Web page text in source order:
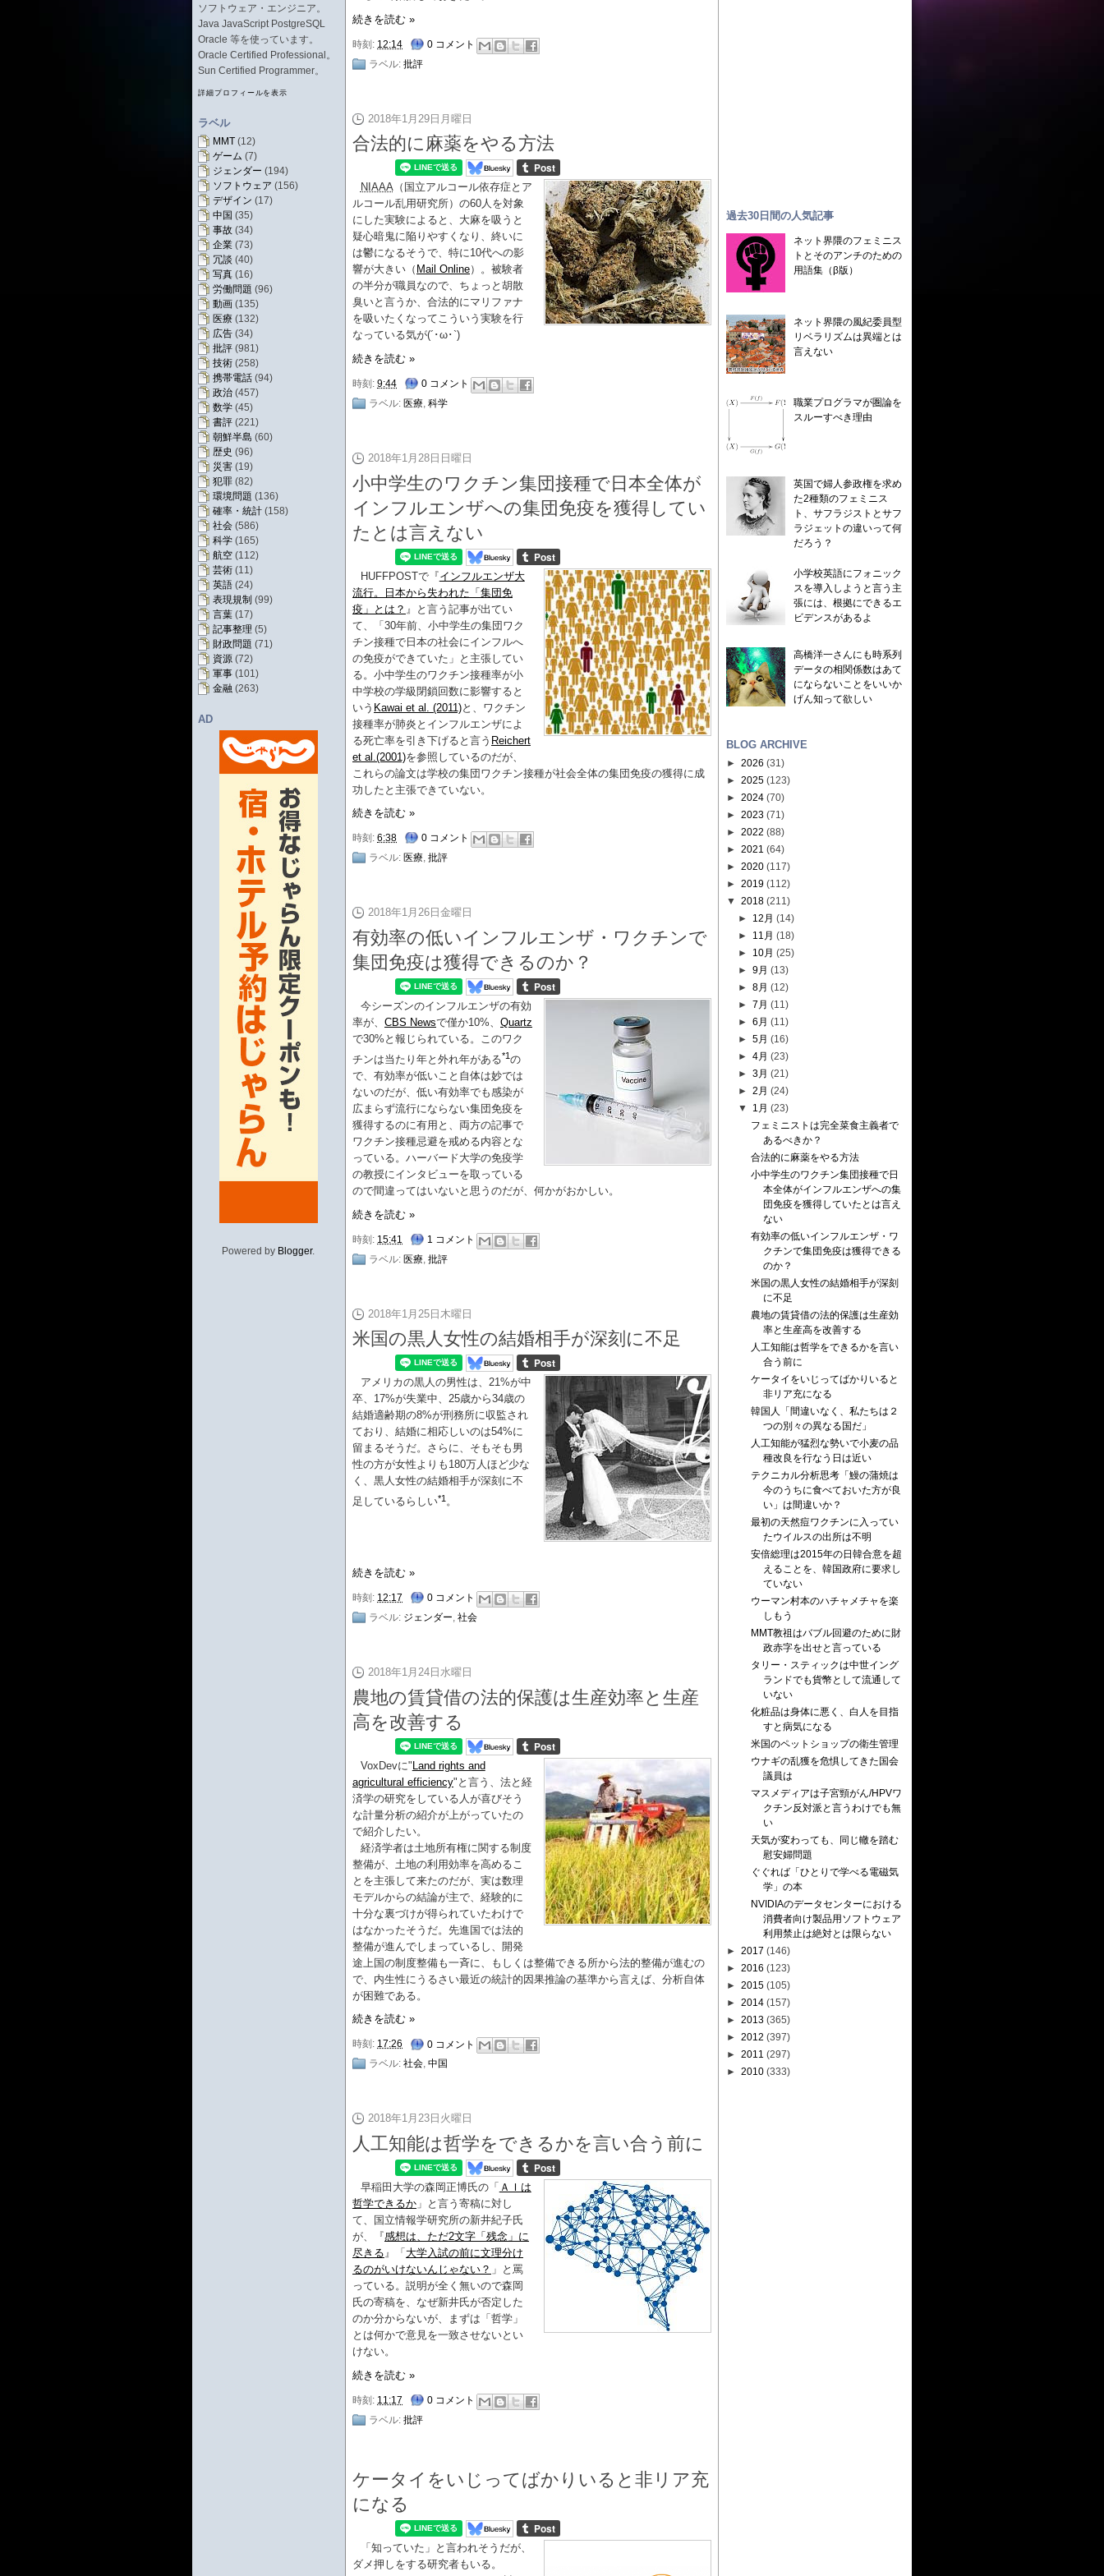
ソフトウェア・エンジニア。
Java JavaScript PostgreSQL
Oracle 等を使っています。
Oracle Certified Professional。
Sun Certified Programmer。
詳細プロフィールを表示
ラベル
MMT (12)
ゲーム (7)
ジェンダー (194)
ソフトウェア (156)
デザイン (17)
中国 (35)
事故 (34)
企業 (73)
冗談 (40)
写真 (16)
労働問題 (96)
動画 (135)
医療 (132)
広告 (34)
批評 (981)
技術 (258)
携帯電話 (94)
政治 (457)
数学 (45)
書評 (221)
朝鮮半島 (60)
歴史 (96)
災害 (19)
犯罪 (82)
環境問題 (136)
確率・統計 (158)
社会 (586)
科学 (165)
航空 (112)
芸術 (11)
英語 (24)
表現規制 (99)
言葉 (17)
記事整理 (5)
財政問題 (71)
資源 (72)
軍事 (101)
金融 (263)
AD
Powered by Blogger.
続きを読む »
時刻: 12:14
0 コメント
ラベル: 批評
2018年1月29日月曜日
合法的に麻薬をやる方法
NIAAA（国立アルコール依存症とア
ルコール乱用研究所）の60人を対象
にした実験によると、大麻を吸うと
疑心暗鬼に陥りやすくなり、終いに
は鬱になるそうで、特に10代への影
響が大きい（ Mail Online）。被験者
の半分が職員なので、ちょっと胡散
臭いと言うか、合法的にマリファナ
を吸いたくなってこういう実験を行
なっている気が(´･ω･`)
続きを読む »
時刻: 9:44
0 コメント
ラベル: 医療, 科学
2018年1月28日日曜日
小中学生のワクチン集団接種で日本全体が
インフルエンザへの集団免疫を獲得してい
たとは言えない
HUFFPOSTで『インフルエンザ大
流行。日本から失われた「集団免
疫」とは？ 』と言う記事が出てい
て、「30年前、小中学生の集団ワク
チン接種で日本の社会にインフルへ
の免疫ができていた」と主張してい
る。小中学生のワクチン接種率が小
中学校の学級閉鎖回数に影響すると
いう Kawai et al. (2011)と、ワクチン
接種率が肺炎とインフルエンザによ
る死亡率を引き下げると言う Reichert
et al.(2001)を参照しているのだが、
これらの論文は学校の集団ワクチン接種が社会全体の集団免疫の獲得に成
功したと主張できていない。
続きを読む »
時刻: 6:38
0 コメント
ラベル: 医療, 批評
2018年1月26日金曜日
有効率の低いインフルエンザ・ワクチンで
集団免疫は獲得できるのか？
今シーズンのインフルエンザの有効
率が、 CBS Newsで僅か10%、 Quartz
で30%と報じられている。このワク
チンは当たり年と外れ年がある*1の
で、有効率が低いこと自体は妙では
ないのだが、低い有効率でも感染が
広まらず流行にならない集団免疫を
獲得するのに有用と、両方の記事で
ワクチン接種忌避を戒める内容とな
っている。ハーバード大学の免疫学
の教授にインタビューを取っている
ので間違ってはいないと思うのだが、何かがおかしい。
続きを読む »
時刻: 15:41
1 コメント
ラベル: 医療, 批評
2018年1月25日木曜日
米国の黒人女性の結婚相手が深刻に不足
アメリカの黒人の男性は、21%が中
卒、17%が失業中、25歳から34歳の
結婚適齢期の8%が刑務所に収監され
ており、結婚に相応しいのは54%に
留まるそうだ。さらに、そもそも男
性の方が女性よりも180万人ほど少な
く、黒人女性の結婚相手が深刻に不
足しているらしい*1 。
続きを読む »
時刻: 12:17
0 コメント
ラベル: ジェンダー, 社会
2018年1月24日水曜日
農地の賃貸借の法的保護は生産効率と生産
高を改善する
VoxDevに"Land rights and
agricultural efficiency"と言う、法と経
済学の研究をしている人が喜びそう
な計量分析の紹介が上がっていたの
で紹介したい。
経済学者は土地所有権に関する制度
整備が、土地の利用効率を高めるこ
とを主張して来たのだが、実は数理
モデルからの結論が主で、経験的に
十分な裏づけが得られていたわけで
はなかったそうだ。先進国では法的
整備が進んでしまっているし、開発
途上国の制度整備も一斉に、もしくは整備できる所から法的整備が進むの
で、内生性にうるさい最近の統計的因果推論の基準から言えば、分析自体
が困難である。
続きを読む »
時刻: 17:26
0 コメント
ラベル: 社会, 中国
2018年1月23日火曜日
人工知能は哲学をできるかを言い合う前に
早稲田大学の森岡正博氏の「 ＡＩは
哲学できるか 」と言う寄稿に対し
て、国立情報学研究所の新井紀子氏
が、『感想は、ただ2文字「残念」に
尽きる 』「 大学入試の前に文理分け
るのがいけないんじゃない？ 」と罵
っている。説明が全く無いので森岡
氏の寄稿を、なぜ新井氏が否定した
のか分からないが、まずは「哲学」
とは何かで意見を一致させないとい
けない。
続きを読む »
時刻: 11:17
0 コメント
ラベル: 批評
ケータイをいじってばかりいると非リア充
になる
「知っていた」と言われそうだが、
ダメ押しをする研究者もいる。
過去30日間の人気記事
ネット界隈のフェミニス
トとそのアンチのための
用語集（β版）
ネット界隈の風紀委員型
リベラリズムは異端とは
言えない
職業プログラマが圏論を
スルーすべき理由
英国で婦人参政権を求め
た2種類のフェミニス
ト、サフラジストとサフ
ラジェットの違いって何
だろう？
小学校英語にフォニック
スを導入しようと言う主
張には、根拠にできるエ
ビデンスがあるよ
高橋洋一さんにも時系列
データの相関係数はあて
にならないことをいいか
げん知って欲しい
BLOG ARCHIVE
► 2026 (31)
► 2025 (123)
► 2024 (70)
► 2023 (71)
► 2022 (88)
► 2021 (64)
► 2020 (117)
► 2019 (112)
▼ 2018 (211)
► 12月 (14)
► 11月 (18)
► 10月 (25)
►9月 (13)
►8月 (12)
►7月 (11)
►6月 (11)
►5月 (16)
►4月 (23)
►3月 (21)
►2月 (24)
▼
1月 (23)
フェミニストは完全菜食主義者で
あるべきか？
合法的に麻薬をやる方法
小中学生のワクチン集団接種で日
本全体がインフルエンザへの集
団免疫を獲得していたとは言え
ない
有効率の低いインフルエンザ・ワ
クチンで集団免疫は獲得できる
のか？
米国の黒人女性の結婚相手が深刻
に不足
農地の賃貸借の法的保護は生産効
率と生産高を改善する
人工知能は哲学をできるかを言い
合う前に
ケータイをいじってばかりいると
非リア充になる
韓国人「間違いなく、私たちは２
つの別々の異なる国だ」
人工知能が猛烈な勢いで小麦の品
種改良を行なう日は近い
テクニカル分析思考「鰻の蒲焼は
今のうちに食べておいた方が良
い」は間違いか？
最初の天然痘ワクチンに入ってい
たウイルスの出所は不明
安倍総理は2015年の日韓合意を超
えることを、韓国政府に要求し
ていない
ウーマン村本のハチャメチャを楽
しもう
MMT教祖はバブル回避のために財
政赤字を出せと言っている
タリー・スティックは中世イング
ランドでも貨幣として流通して
いない
化粧品は身体に悪く、白人を目指
すと病気になる
米国のペットショップの衛生管理
ウナギの乱獲を危惧してきた国会
議員は
マスメディアは子宮頸がん/HPVワ
クチン反対派と言うわけでも無
い
天気が変わっても、同じ轍を踏む
慰安婦問題
ぐぐれば「ひとりで学べる電磁気
学」の本
NVIDIAのデータセンターにおける
消費者向け製品用ソフトウェア
利用禁止は絶対とは限らない
► 2017 (146)
► 2016 (123)
► 2015 (105)
► 2014 (157)
► 2013 (365)
► 2012 (397)
► 2011 (297)
► 2010 (333)